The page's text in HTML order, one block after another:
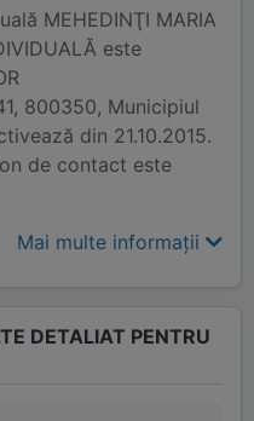
MEHEDINŢI MARIA
este
800350, Municipiul
din 21.10.2015.
de contact este
Mai multe informații
DETALIAT PENTRU